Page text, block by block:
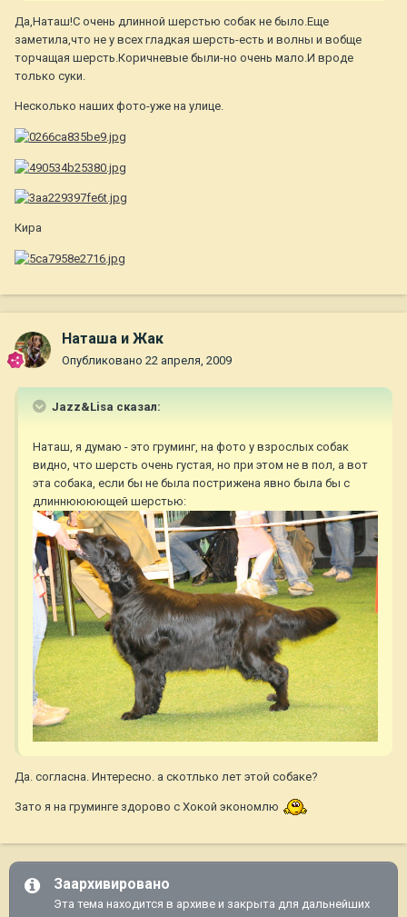
Да,Наташ!С очень длинной шерстью собак не было.Еще
заметила,что не у всех гладкая шерсть-есть и волны и вобще
торчащая шерсть.Коричневые были-но очень мало.И вроде
только суки.
Несколько наших фото-уже на улице.
Кира
Наташа и Жак
Опубликовано 22 апреля, 2009
Jazz&Lisa сказал:
Наташ, я думаю - это груминг, на фото у взрослых собак
видно, что шерсть очень густая, но при этом не в пол, а вот
эта собака, если бы не была пострижена явно была бы с
длиннюююющей шерстью:
Да. согласна. Интересно. а скотлько лет этой собаке?
Зато я на груминге здорово с Хокой экономлю
Заархивировано
Эта тема находится в архиве и закрыта для дальнейших